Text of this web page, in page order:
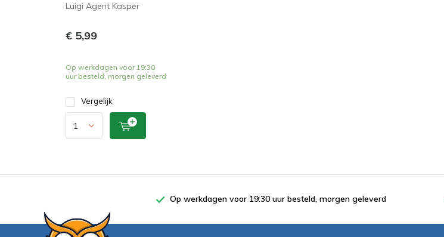
Luigi Agent Kasper
€ 5,99
Op werkdagen voor 19:30
uur besteld, morgen geleverd
Vergelijk
Op werkdagen voor 19:30 uur besteld, morgen geleverd